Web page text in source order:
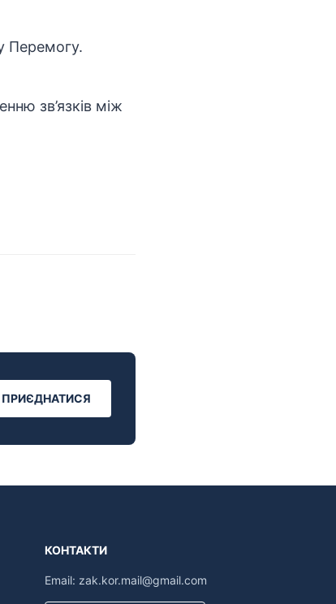
Перемогу.
зв’язків між
ПРИЄДНАТИСЯ
КОНТАКТИ
Email: zak.kor.mail@gmail.com